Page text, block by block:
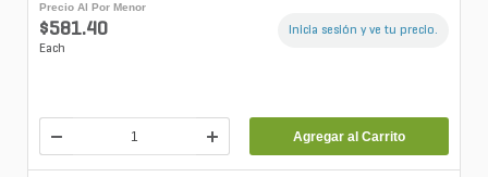
Precio Al Por Menor
$581.40
Each
Inicia sesión y ve tu precio.
Agregar al Carrito